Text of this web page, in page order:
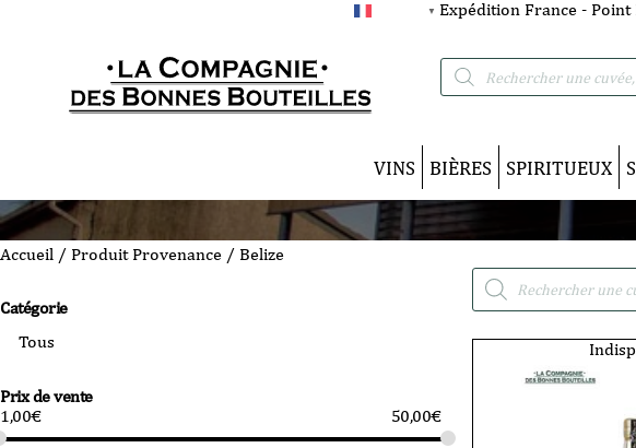
▼ Expédition France -
Recherche
de
VINS BIÈRES SPIRITUEUX
Accueil / Produit Provenance / Belize
Recherche
Catégorie
Prix de vente
1,00€ 50,00€